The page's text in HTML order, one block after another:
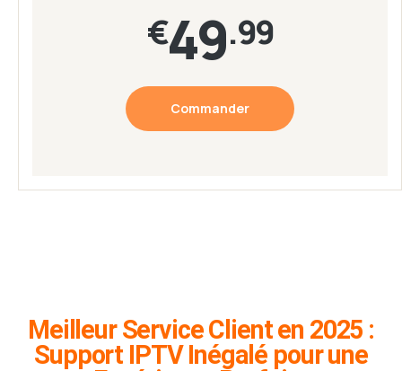
€49.99
Commander
Meilleur Service Client en 2025 :
Support IPTV Inégalé pour une